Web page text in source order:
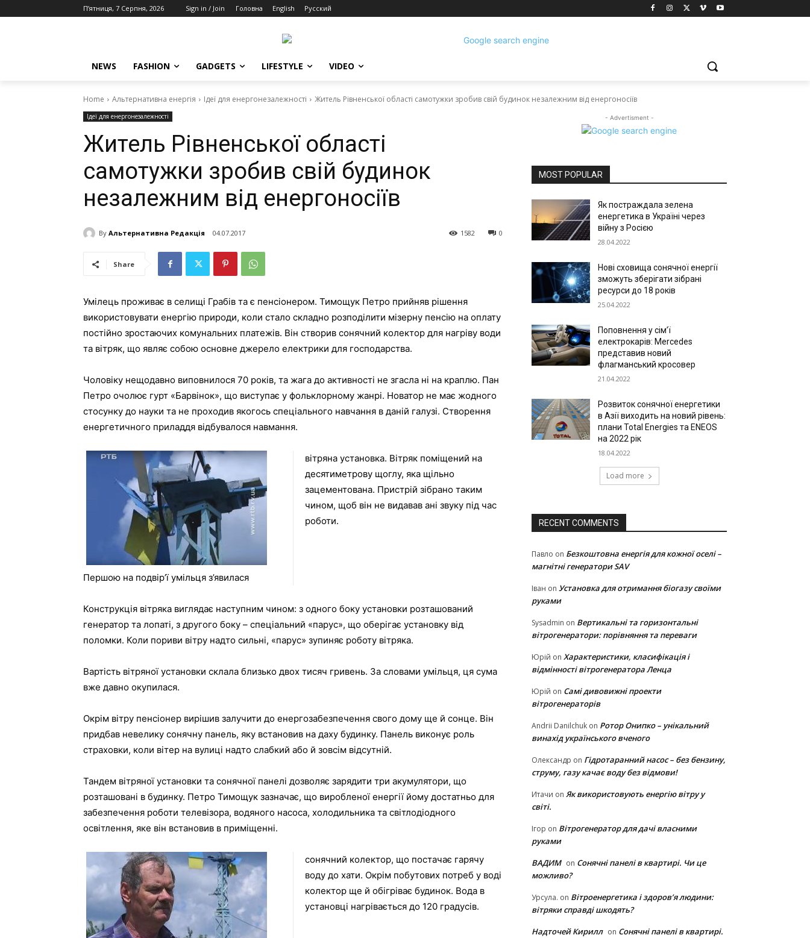
П’ятниця, 7 Серпня, 2026 Sign in / Join Головна English Русский
NEWS FASHION GADGETS LIFESTYLE VIDEO
Home Альтернативна енергія Ідеї для енергонезалежності Житель Рівненської області самотужки зробив свій будинок незалежним від енергоносіїв
Ідеї для енергонезалежності
Житель Рівненської області
самотужки зробив свій будинок
незалежним від енергоносіїв
By Альтернативна Редакція 04.07.2017 0
1582
Share
Умілець проживає в селищі Грабів та є пенсіонером. Тимощук Петро прийняв рішення
використовувати енергію природи, коли стало складно розподілити мізерну пенсію на оплату
постійно зростаючих комунальних платежів. Він створив сонячний колектор для нагріву води
та вітряк, що являє собою основне джерело електрики для господарства.
Чоловіку нещодавно виповнилося 70 років, та жага до активності не згасла ні на краплю. Пан
Петро очолює гурт «Барвінок», що виступає у фольклорному жанрі. Новатор не має жодного
стосунку до науки та не проходив якогось спеціального навчання в даній галузі. Створення
енергетичного приладдя відбувалося навмання.
Першою на подвір’ї умільця з’явилася
вітряна установка. Вітряк поміщений на
десятиметрову щоглу, яка щільно
зацементована. Пристрій зібрано таким
чином, щоб він не видавав ані звуку під час
роботи.
Конструкція вітряка виглядає наступним чином: з одного боку установки розташований
генератор та лопаті, з другого боку – спеціальний «парус», що оберігає установку від
поломки. Коли пориви вітру надто сильні, «парус» зупиняє роботу вітряка.
Вартість вітряної установки склала близько двох тисяч гривень. За словами умільця, ця сума
вже давно окупилася.
Окрім вітру пенсіонер вирішив залучити до енергозабезпечення свого дому ще й сонце. Він
придбав невелику сонячну панель, яку встановив на даху будинку. Панель виконує роль
страховки, коли вітер на вулиці надто слабкий або й зовсім відсутній.
Тандем вітряної установки та сонячної панелі дозволяє зарядити три акумулятори, що
розташовані в будинку. Петро Тимощук зазначає, що виробленої енергії йому достатньо для
забезпечення роботи телевізора, водяного насоса, холодильника та світлодіодного
освітлення, яке він встановив в приміщенні.
сонячний колектор, що постачає гарячу
воду до хати. Окрім побутових потреб у воді
колектор ще й обігріває будинок. Вода в
установці нагрівається до 120 градусів.
- Advertisment -
MOST POPULAR
Як постраждала зелена
енергетика в Україні через
війну з Росією
28.04.2022
Нові сховища сонячної енергії
зможуть зберігати зібрані
ресурси до 18 років
25.04.2022
Поповнення у сім’ї
електрокарів: Mercedes
представив новий
флагманський кросовер
21.04.2022
Розвиток сонячної енергетики
в Азії виходить на новий рівень:
плани Total Energies та ENEOS
на 2022 рік
18.04.2022
Load more
RECENT COMMENTS
Павло on Безкоштовна енергія для кожної оселі –
магнітні генератори SAV
Іван on Установка для отримання біогазу своїми
руками
Sysadmin on Вертикальні та горизонтальні
вітрогенератори: порівняння та переваги
Юрій on Характеристики, класифікація і
відмінності вітрогенератора Ленца
Юрій on Самі дивовижні проекти
вітрогенераторів
Andrii Danilchuk on Ротор Онипко – унікальний
винахід українського вченого
Олександр on Гідротаранний насос – без бензину,
струму, газу качає воду без відмови!
Итачи on Як використовують енергію вітру у
світі.
Ігор on Вітрогенератор для дачі власними
руками
ВАДИМ on Сонячні панелі в квартирі. Чи це
можливо?
Урсула. on Вітроенергетика і здоров’я людини:
вітряки cправді шкодять?
Надточей Кирилл on Сонячні панелі в квартирі.